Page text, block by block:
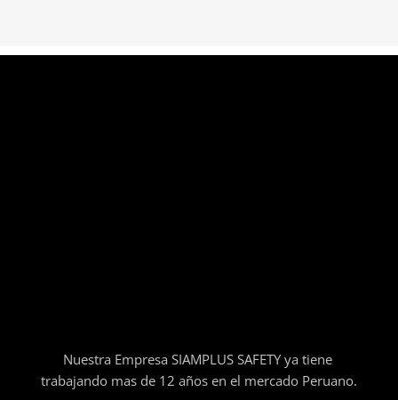
Nuestra Empresa SIAMPLUS SAFETY ya tiene
trabajando mas de 12 años en el mercado Peruano.